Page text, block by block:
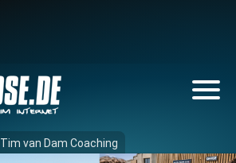
Tim van Dam Coaching